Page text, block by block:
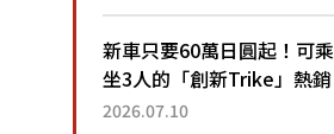
已陸續開始出口的新款
「B...
新車只要60萬日圓起！可乘
坐3人的「創新Trike」熱銷
大賣成為人氣車款！「養車
2026.07.10